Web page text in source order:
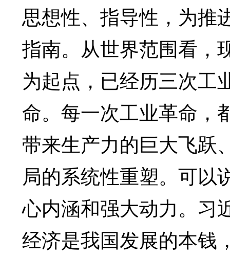
思想性、指导性，为推
指南。从世界范围看，
为起点，已经历三次工
命。每一次工业革命，
带来生产力的巨大飞跃
局的系统性重塑。可以
心内涵和强大动力。习
经济是我国发展的本钱